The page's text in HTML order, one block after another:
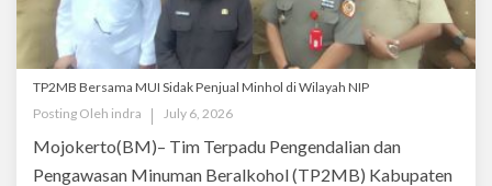
TP2MB Bersama MUI Sidak Penjual Minhol di Wilayah NIP
Posting Oleh indra July 6, 2026
Mojokerto(BM)– Tim Terpadu Pengendalian dan
Pengawasan Minuman Beralkohol (TP2MB) Kabupaten